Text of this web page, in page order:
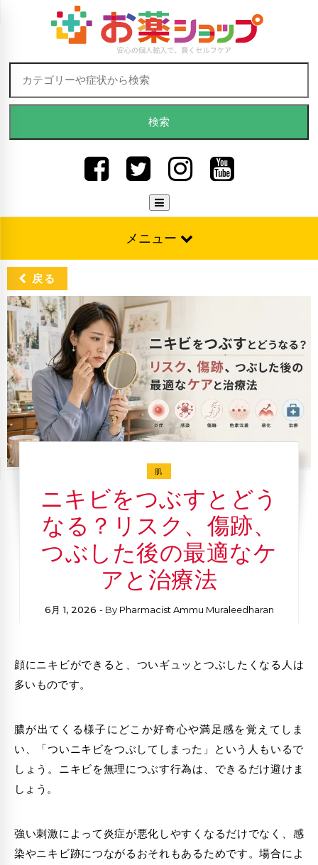
Skip to content
検索:
メニュー
戻る
肌
ニキビをつぶすとどう
なる？リスク、傷跡、
つぶした後の最適なケ
アと治療法
6月 1, 2026 - By Pharmacist Ammu Muraleedharan
顔にニキビができると、ついギュッとつぶしたくなる人は
多いものです。
膿が出てくる様子にどこか好奇心や満足感を覚えてしま
い、「ついニキビをつぶしてしまった 」という人もいるで
しょう。ニキビを無理につぶす行為は、できるだけ避けま
しょう。
強い刺激によって炎症が悪化しやすくなるだけでなく、感
染やニキビ跡につながるおそれもあるためです。場合によ